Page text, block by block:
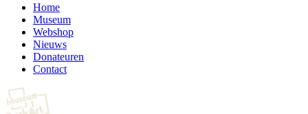
Home
Museum
Webshop
Nieuws
Donateuren
Contact